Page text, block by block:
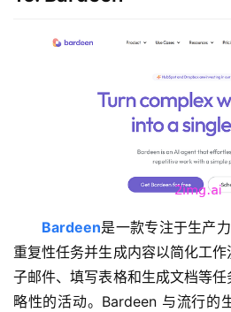
免
费
课
登录 注
Bardeen是一款专注于生产
重复性任务并生成内容以简化工
子邮件、填写表格和生成文档等
略性的活动。Bardeen 与流行的